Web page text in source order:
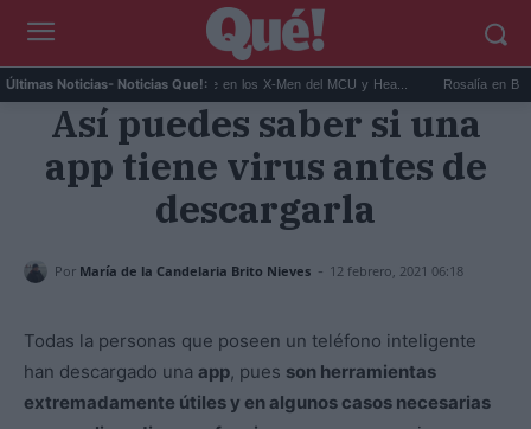
Últimas Noticias- Noticias Que!:
Kit Connor será Cíclope en los X-Men del MCU y Hea... Rosalía en
Así puedes saber si una
app tiene virus antes de
descargarla
Por María de la Candelaria Brito Nieves - 12 febrero, 2021 06:18
Todas la personas que poseen un teléfono inteligente
han descargado una app, pues son herramientas
extremadamente útiles y en algunos casos necesarias